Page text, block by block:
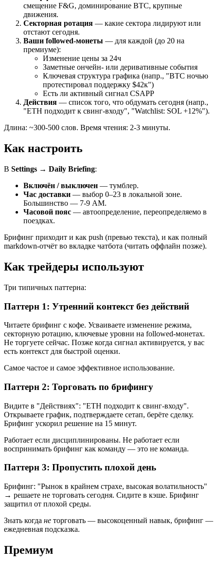
смещение F&G, доминирование BTC, крупные
движения.
Секторная ротация — какие сектора лидируют или
отстают сегодня.
Ваши followed-монеты — для каждой (до 20 на
премиуме):
Изменение цены за 24ч
Заметные ончейн- или деривативные события
Ключевая структура графика (напр., "BTC ночью
протестировал поддержку $42к")
Есть ли активный сигнал CSAPP
Действия — список того, что обдумать сегодня (напр.,
"ETH подходит к свинг-входу", "Watchlist: SOL +12%").
Длина: ~300-500 слов. Время чтения: 2-3 минуты.
Как настроить
В Settings → Daily Briefing:
Включён / выключен — тумблер.
Час доставки — выбор 0–23 в локальной зоне.
Большинство — 7-9 AM.
Часовой пояс — автоопределение, переопределяемо в
поездках.
Брифинг приходит и как push (превью текста), и как полный
markdown-отчёт во вкладке чатбота (читать оффлайн позже).
Как трейдеры используют
Три типичных паттерна:
Паттерн 1: Утренний контекст без действий
Читаете брифинг с кофе. Усваиваете изменение режима,
секторную ротацию, ключевые уровни на followed-монетах.
Не торгуете сейчас. Позже когда сигнал активируется, у вас
есть контекст для быстрой оценки.
Самое частое и самое эффективное использование.
Паттерн 2: Торговать по брифингу
Видите в "Действиях": "ETH подходит к свинг-входу".
Открываете график, подтверждаете сетап, берёте сделку.
Брифинг ускорил решение на 15 минут.
Работает если дисциплинированы. Не работает если
воспринимать брифинг как команду — это не команда.
Паттерн 3: Пропустить плохой день
Брифинг: "Рынок в крайнем страхе, высокая волатильность"
→ решаете не торговать сегодня. Сидите в кэше. Брифинг
защитил от плохой среды.
Знать когда не торговать — высокоценный навык, брифинг —
ежедневная подсказка.
Премиум